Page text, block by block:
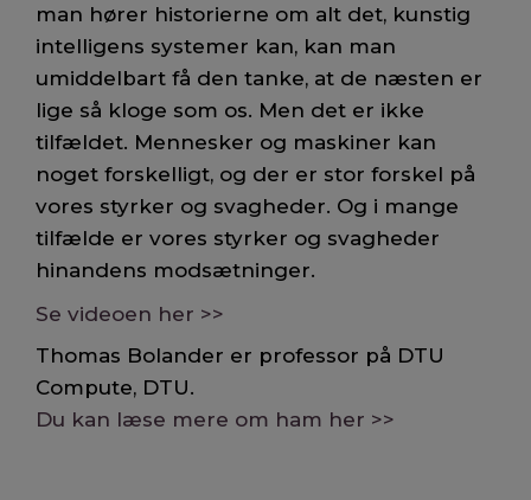
man hører historierne om alt det, kunstig
intelligens systemer kan, kan man
umiddelbart få den tanke, at de næsten er
lige så kloge som os. Men det er ikke
tilfældet. Mennesker og maskiner kan
noget forskelligt, og der er stor forskel på
vores styrker og svagheder. Og i mange
tilfælde er vores styrker og svagheder
hinandens modsætninger.
Se videoen her >>
Thomas Bolander er professor på DTU
Compute, DTU.
Du kan læse mere om ham her >>